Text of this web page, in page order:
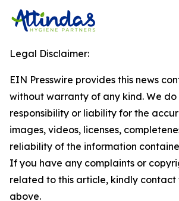
Legal Disclaimer:
EIN Presswire provides this news
without warranty of any kind. We
responsibility or liability for the
images, videos, licenses,
reliability of the information
If you have any complaints or
related to this article, kindly contact
above.